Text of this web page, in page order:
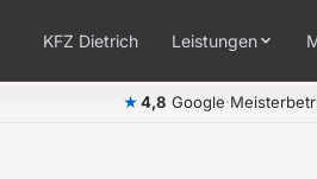
KFZ Dietrich Leistungen
★ 4,8 Google·